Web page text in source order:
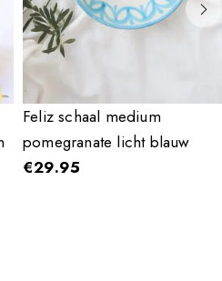
Feliz schaal medium
pomegranate licht blauw
€29.95